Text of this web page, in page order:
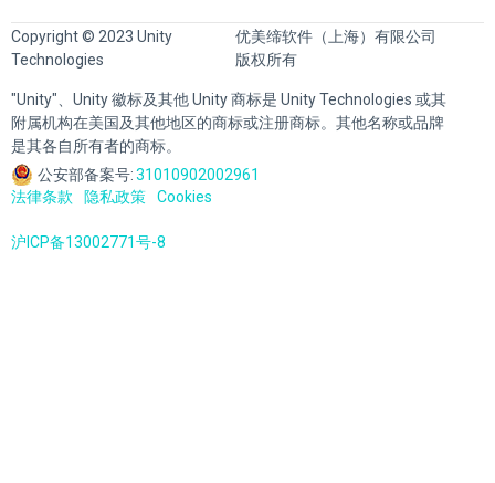
Copyright © 2023 Unity
Technologies
优美缔软件（上海）有限公司
版权所有
"Unity"、Unity 徽标及其他 Unity 商标是 Unity Technologies 或其
附属机构在美国及其他地区的商标或注册商标。其他名称或品牌
是其各自所有者的商标。
公安部备案号:31010902002961
法律条款
隐私政策 Cookies
沪ICP备13002771号-8